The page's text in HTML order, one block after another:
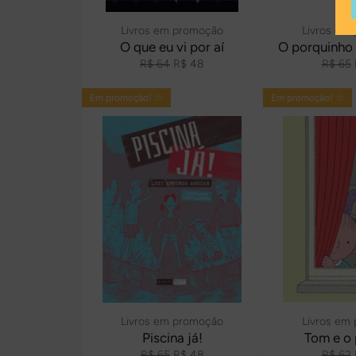
Livros em promoção
O que eu vi por aí
Preço
R$ 64 Preço
R$ 48
Livros em
O
Preço
R$ 65
Livros em promoção
Piscina já!
Em promoção! ☆
Livros em
Tom e o
Em promoção! ☆